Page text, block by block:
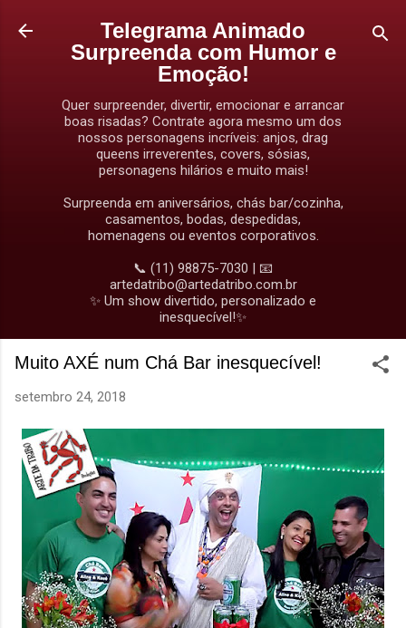
Pular para o conteúdo principal
Telegrama Animado
Surpreenda com Humor e
Emoção!
Quer surpreender, divertir, emocionar e arrancar
boas risadas? Contrate agora mesmo um dos
nossos personagens incríveis: anjos, drag
queens irreverentes, covers, sósias,
personagens hilários e muito mais!
Surpreenda em aniversários, chás bar/cozinha,
casamentos, bodas, despedidas,
homenagens ou eventos corporativos.
📞 (11) 98875-7030 | 📧
artedatribo@artedatribo.com.br
✨ Um show divertido, personalizado e
inesquecível!✨
Muito AXÉ num Chá Bar inesquecível!
setembro 24, 2018